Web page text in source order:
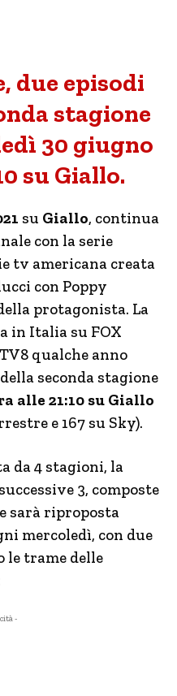
due episodi
stagione
30 giugno
su Giallo.
su Giallo, continua
con la serie
tv americana creata
con Poppy
protagonista. La
in Italia su FOX
qualche anno
seconda stagione
alle 21:10 su Giallo
e 167 su Sky).
da 4 stagioni, la
3, composte
sarà riproposta
mercoledì, con due
le trame delle
-